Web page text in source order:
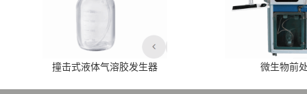
撞击式液体气溶胶发生器 微生物前